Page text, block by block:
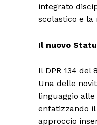
integrato
scolastico e la
Il nuovo
Il DPR 134
Una delle
linguaggio
enfatizzando
approccio